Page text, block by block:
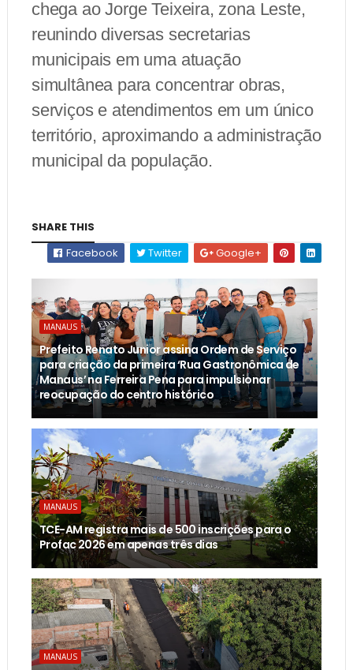
chega ao Jorge Teixeira, zona Leste,
reunindo diversas secretarias
municipais em uma atuação
simultânea para concentrar obras,
serviços e atendimentos em um único
território, aproximando a administração
municipal da população.
SHARE THIS
Facebook
Twitter Google+
MANAUS
Prefeito Renato Junior assina Ordem de Serviço
para criação da primeira ‘Rua Gastronômica de
Manaus’ na Ferreira Pena para impulsionar
reocupação do centro histórico
MANAUS
TCE-AM registra mais de 500 inscrições para o
Profac 2026 em apenas três dias
MANAUS